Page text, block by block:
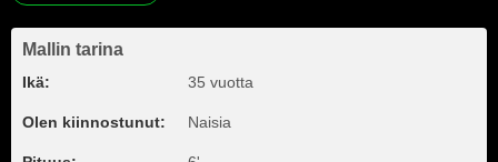
Mallin tarina
Ikä: 35 vuotta
Olen kiinnostunut: Naisia